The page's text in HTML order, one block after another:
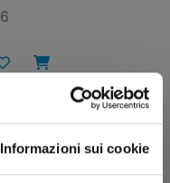
Informazioni sui cookie